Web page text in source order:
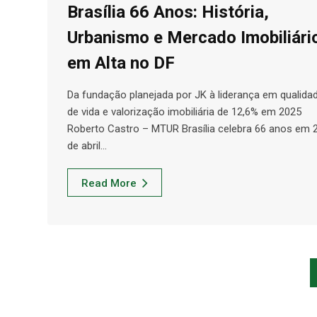
Brasília 66 Anos: História,
Urbanismo e Mercado
em Alta no DF
Da fundação planejada por JK à liderança em
de vida e valorização imobiliária de 12,6% em 2025
Roberto Castro – MTUR Brasília celebra 66 anos em
de abril…
Read More